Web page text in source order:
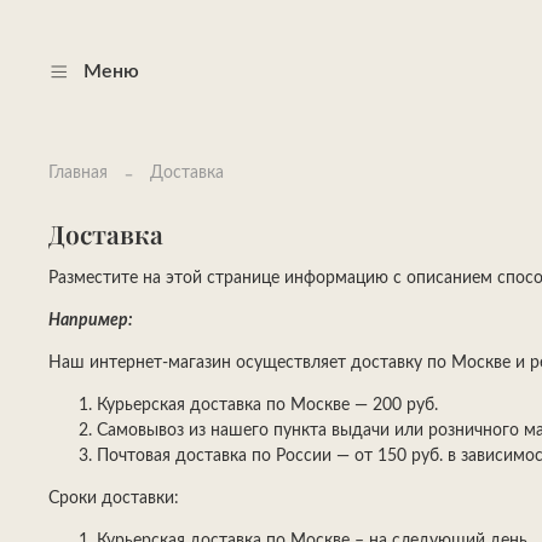
Меню
Главная Доставка
Доставка
Разместите на этой странице информацию с описанием
Например:
Наш интернет-магазин осуществляет доставку по Москве и
Курьерская доставка по Москве — 200 руб.
Самовывоз из нашего пункта выдачи или розничного
Почтовая доставка по России — от 150 руб. в
Сроки доставки: